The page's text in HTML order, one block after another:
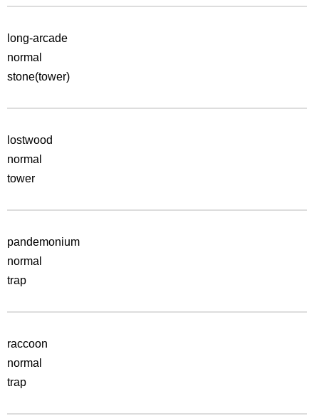
long-arcade
normal
stone(tower)
lostwood
normal
tower
pandemonium
normal
trap
raccoon
normal
trap